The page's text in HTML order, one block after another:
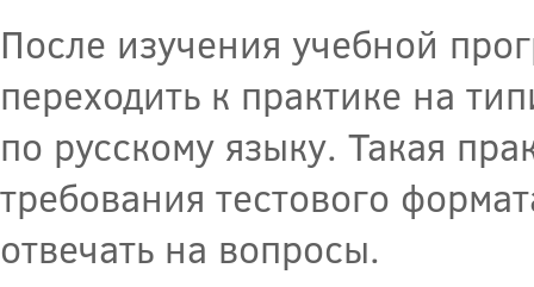
После изучения учебной
переходить к практике на
по русскому языку. Такая
требования тестового
отвечать на вопросы.